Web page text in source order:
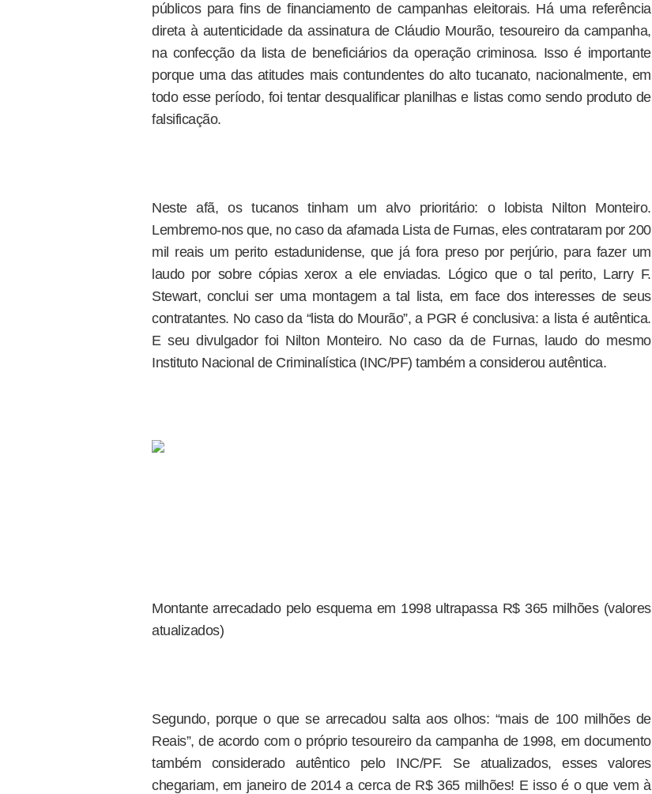
públicos para fins de financiamento de campanhas eleitorais. Há uma referência
direta à autenticidade da assinatura de Cláudio Mourão, tesoureiro da campanha,
na confecção da lista de beneficiários da operação criminosa. Isso é importante
porque uma das atitudes mais contundentes do alto tucanato, nacionalmente, em
todo esse período, foi tentar desqualificar planilhas e listas como sendo produto de
falsificação.
Neste afã, os tucanos tinham um alvo prioritário: o lobista Nilton Monteiro.
Lembremo-nos que, no caso da afamada Lista de Furnas, eles contrataram por 200
mil reais um perito estadunidense, que já fora preso por perjúrio, para fazer um
laudo por sobre cópias xerox a ele enviadas. Lógico que o tal perito, Larry F.
Stewart, conclui ser uma montagem a tal lista, em face dos interesses de seus
contratantes. No caso da “lista do Mourão”, a PGR é conclusiva: a lista é autêntica.
E seu divulgador foi Nilton Monteiro. No caso da de Furnas, laudo do mesmo
Instituto Nacional de Criminalística (INC/PF) também a considerou autêntica.
Montante arrecadado pelo esquema em 1998 ultrapassa R$ 365 milhões (valores
atualizados)
Segundo, porque o que se arrecadou salta aos olhos: “mais de 100 milhões de
Reais”, de acordo com o próprio tesoureiro da campanha de 1998, em documento
também considerado autêntico pelo INC/PF. Se atualizados, esses valores
chegariam, em janeiro de 2014 a cerca de R$ 365 milhões! E isso é o que vem à